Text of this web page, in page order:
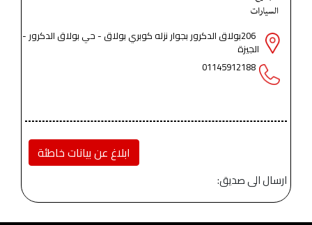
206بولاق الدكرور بجوار نزله كوبري بولاق - حي بولاق الدكرور -
الجيزة
01145912188
ابلاغ عن بيانات خاطئة
ارسال الى صديق: